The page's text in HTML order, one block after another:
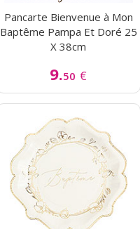
Pancarte Bienvenue à Mon
Baptême Pampa Et Doré 25
X 38cm
9.50 €